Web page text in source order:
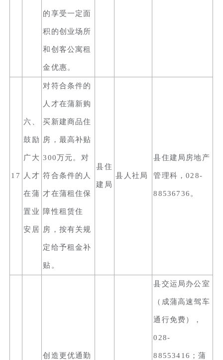
的享受一定面
积的创业场所
和创客公寓租
金优惠。
17
六、
鼓励
广大
人才
在蒲
置业
安居
对符合条件的
人才在蒲新购
买新建商品住
房，最高补贴
300万元。对
符合条件的人
才在蒲租住保
障性租赁住
房，按有关规
定给予租金补
贴。
县住
建局
县人社局
县住建局房地产
管理科，028-
88536736。
创造更优通勤
县交运局办公室
（成蒲高速驾车
通行免费），
028-
88553416；蒲